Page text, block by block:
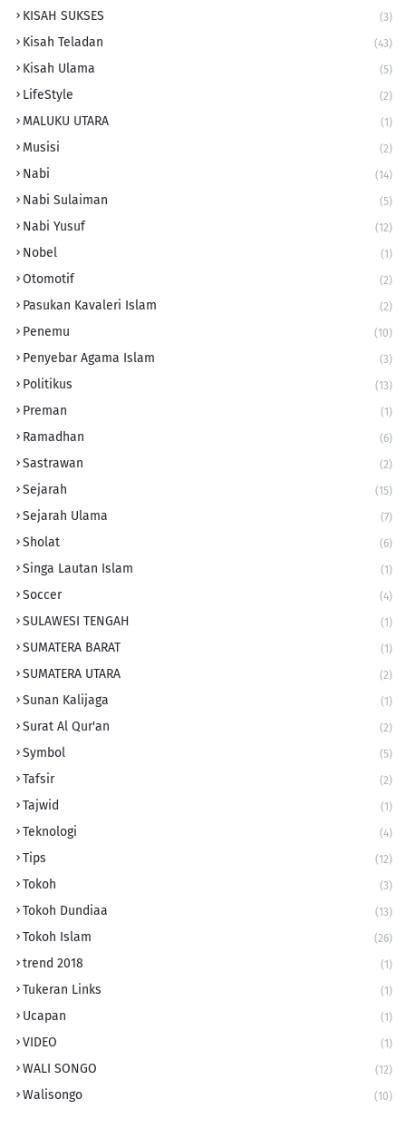
KISAH SUKSES (3)
Kisah Teladan (43)
Kisah Ulama (5)
LifeStyle (2)
MALUKU UTARA (1)
Musisi (2)
Nabi (14)
Nabi Sulaiman (5)
Nabi Yusuf (12)
Nobel (1)
Otomotif (2)
Pasukan Kavaleri Islam (2)
Penemu (10)
Penyebar Agama Islam (3)
Politikus (13)
Preman (1)
Ramadhan (6)
Sastrawan (2)
Sejarah (15)
Sejarah Ulama (7)
Sholat (6)
Singa Lautan Islam (1)
Soccer (4)
SULAWESI TENGAH (1)
SUMATERA BARAT (1)
SUMATERA UTARA (2)
Sunan Kalijaga (1)
Surat Al Qur'an (2)
Symbol (5)
Tafsir (2)
Tajwid (1)
Teknologi (4)
Tips (12)
Tokoh (3)
Tokoh Dundiaa (13)
Tokoh Islam (26)
trend 2018 (1)
Tukeran Links (1)
Ucapan (1)
VIDEO (1)
WALI SONGO (12)
Walisongo (10)